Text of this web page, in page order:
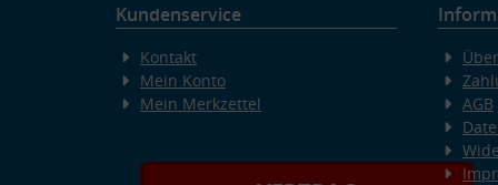
Kundenservice
Kontakt
Mein Konto
Mein Merkzettel
AGB